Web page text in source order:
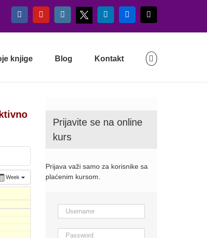
FacebookYouTubeInstagram
X LinkedInFlickr
knjige Blog Kontakt
Week
Prijavite se na online
kurs
Prijava važi samo za korisnike sa
plaćenim kursom.